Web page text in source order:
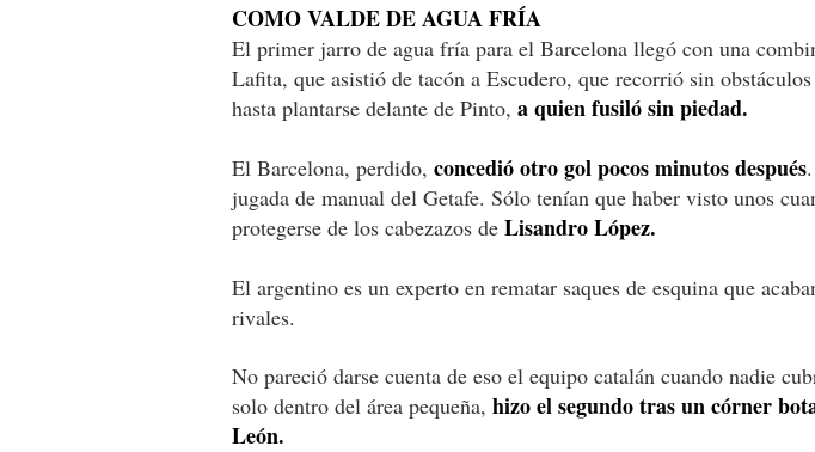
COMO VALDE DE AGUA FRÍA
El primer jarro de agua fría para el Barcelona llegó con una
Lafita, que asistió de tacón a Escudero, que recorrió sin
hasta plantarse delante de Pinto, a quien fusiló sin piedad.
El Barcelona, perdido, concedió otro gol pocos minutos después
jugada de manual del Getafe. Sólo tenían que haber visto unos
protegerse de los cabezazos de Lisandro López.
El argentino es un experto en rematar saques de esquina que
rivales.
No pareció darse cuenta de eso el equipo catalán cuando nadie
solo dentro del área pequeña, hizo el segundo tras un córner
León.